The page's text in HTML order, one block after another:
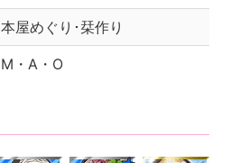
本屋めぐり･栞作り
M・A・O